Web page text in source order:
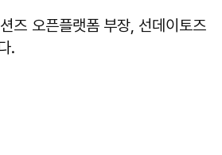
즈 오픈플랫폼 부장, 선데이토즈
.